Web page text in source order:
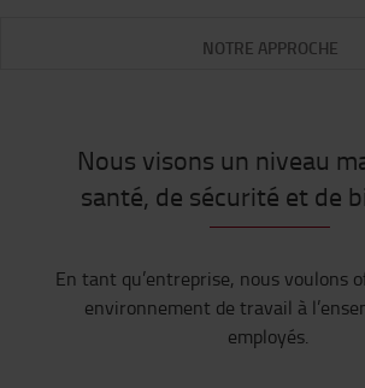
NOTRE APPROCHE
Nous visons un niveau
santé, de sécurité et de
En tant qu’entreprise, nous voulons
environnement de travail à
employés.